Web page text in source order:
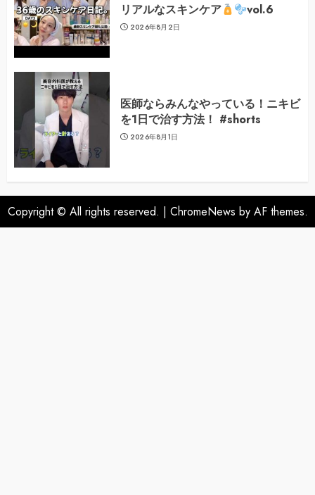
リアルなスキンケア
vol.6
2026年8月2日
医師ならみんなやっている！ニキビ
を1日で治す方法！ #shorts
2026年8月1日
Copyright © All rights reserved. | ChromeNews by AF themes.